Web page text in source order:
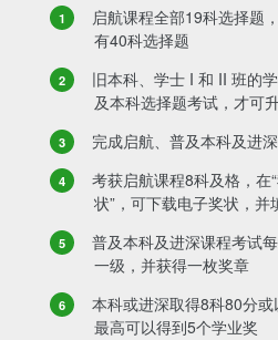
启航课程全部19科选择题
有40科选择题
旧本科、学士 I 和 II 班的
及本科选择题考试，才可
完成启航、普及本科及进
考获启航课程8科及格，在
状”，可下载电子奖状，
普及本科及进深课程考试
一级，并获得一枚奖章
本科或进深取得8科80分或
最高可以得到5个学业奖